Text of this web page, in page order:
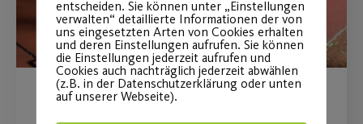
Energiesparende LED-
entscheiden. Sie können unter „Einstellungen
verwalten“ detaillierte Informationen der von
uns eingesetzten Arten von Cookies erhalten
und deren Einstellungen aufrufen. Sie können
die Einstellungen jederzeit aufrufen und
Cookies auch nachträglich jederzeit abwählen
(z.B. in der Datenschutzerklärung oder unten
auf unserer Webseite).